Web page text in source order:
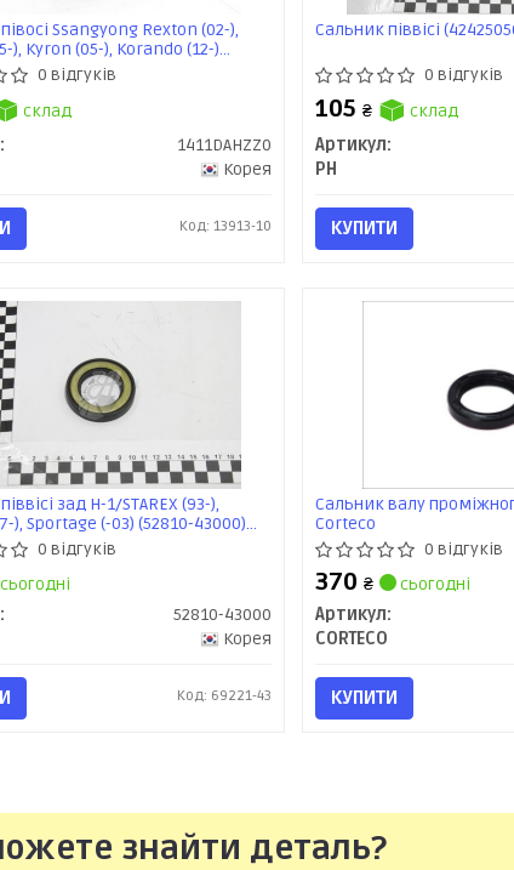
Ssangyong Rexton (02-),
), Kyron (05-), Korando (12-)
PH
0 відгуків
склад
1411DAHZZ0
Корея
Код: 13913-10
Сальник піввісі
0 відгуків
105₴
склад
Артикул:
PH
КУПИТИ
зад H-1/STAREX (93-),
), Sportage (-03) (52810-43000)
0 відгуків
52810-43000
Корея
Код: 69221-43
Сальник валу
Corteco
0 відгуків
370₴
сьогодні
Артикул:
CORTECO
КУПИТИ
знайти деталь?